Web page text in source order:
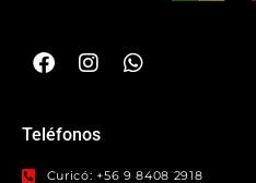
Teléfonos
Curicó: +56 9 8408 2918